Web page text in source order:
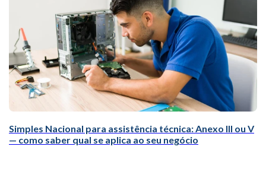
Simples Nacional para assistência técnica: Anexo III ou V
— como saber qual se aplica ao seu negócio